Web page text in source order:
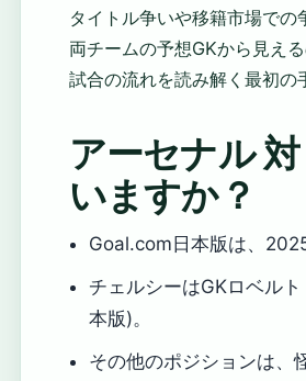
タイトル争いや移籍市場での
両チームの予想GKから見え
試合の流れを読み解く最初の
アーセナル
いますか？
Goal.com日本版は、
チェルシーはGKロベル
本版)。
その他のポジションは、